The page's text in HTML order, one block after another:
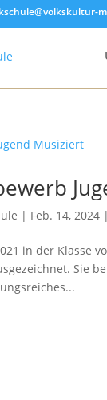
| Feb. 14, 2024
in der Klasse
Sie